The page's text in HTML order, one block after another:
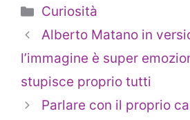
Categorie
Curiosità
Alberto Matano in
l’immagine è super
stupisce proprio tutti
Parlare con il proprio